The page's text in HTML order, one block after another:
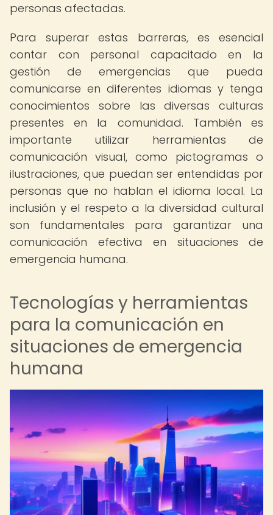
personas afectadas.
Para superar estas barreras, es esencial
contar con personal capacitado en la
gestión de emergencias que pueda
comunicarse en diferentes idiomas y tenga
conocimientos sobre las diversas culturas
presentes en la comunidad. También es
importante utilizar herramientas de
comunicación visual, como pictogramas o
ilustraciones, que puedan ser entendidas por
personas que no hablan el idioma local. La
inclusión y el respeto a la diversidad cultural
son fundamentales para garantizar una
comunicación efectiva en situaciones de
emergencia humana.
Tecnologías y herramientas
para la comunicación en
situaciones de emergencia
humana